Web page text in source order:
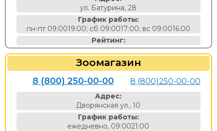
ул. Батурина, 28
График работы:
пн-пт 09:0019:00; сб 09:0017:00; вс 09:0016:00
Рейтинг:
Зоомагазин
8 (800) 250-00-00 8 (800)250-00-00
Адрес:
Дворянская ул., 10
График работы:
ежедневно, 09:0021:00